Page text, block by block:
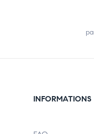
INFORMATIONS